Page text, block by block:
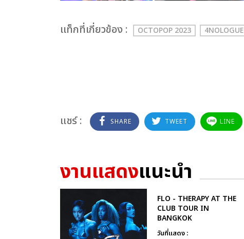
เเท็กที่เกี่ยวข้อง : OCTOPOP 2023 4NOLOGUE
แชร์ : SHARE TWEET LINE
งานแสดงแนะนำ
FLO - THERAPY AT THE
CLUB TOUR IN
BANGKOK
วันที่แสดง :